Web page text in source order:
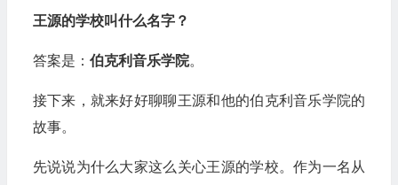
王源的学校叫什么名字？
答案是： 伯克利音乐学院。
接下来，就来好好聊聊王源和他的伯克利音乐学院的
故事。
先说说为什么大家这么关心王源的学校。作为一名从